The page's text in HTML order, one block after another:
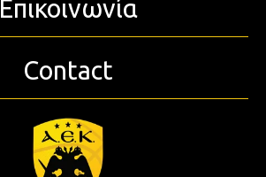
Επικοινωνία
Contact